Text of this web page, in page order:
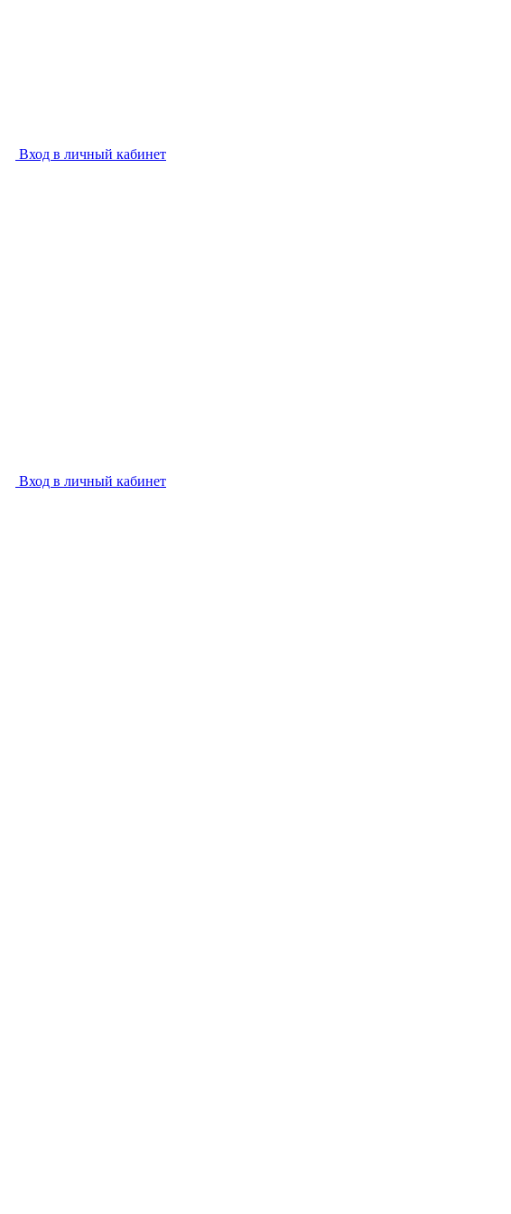
Вход в личный кабинет
Вход в личный кабинет